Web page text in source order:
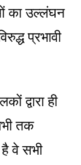
का उल्लंघन
प्रभावी
द्वारा ही
तक
वे सभी